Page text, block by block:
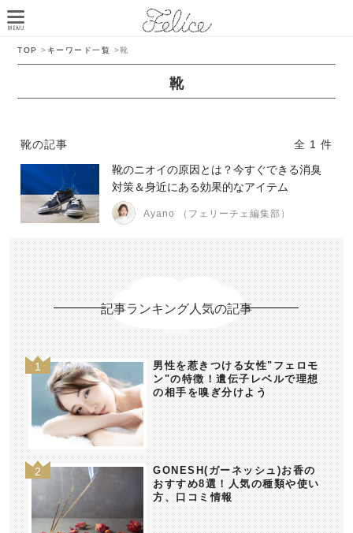
TOP > キーワード一覧 >靴
靴
靴の記事
全 1 件
靴のニオイの原因とは？今すぐできる消臭
対策＆身近にある効果的なアイテム
Ayano （フェリーチェ編集部）
記事ランキング人気の記事
男性を惹きつける女性"フェロモ
ン"の特徴！遺伝子レベルで理想
の相手を嗅ぎ分けよう
GONESH(ガーネッシュ)お香の
おすすめ8選！人気の種類や使い
方、口コミ情報